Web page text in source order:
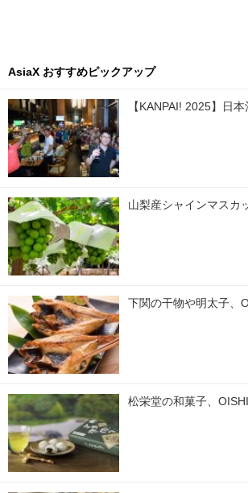
AsiaX おすすめピックアップ
【KANPAI! 2025】日本
山梨産シャインマスカ
下関の干物や明太子、
松栄堂の和菓子、